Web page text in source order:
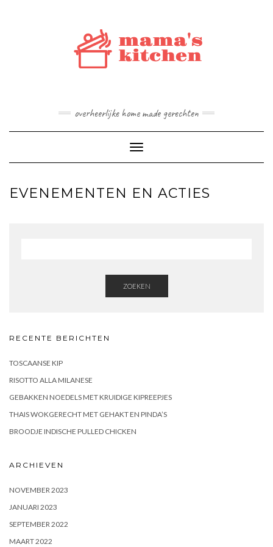
overheerlijke home made gerechten
Toggle navigatie
EVENEMENTEN EN ACTIES
ZOEKEN
RECENTE BERICHTEN
TOSCAANSE KIP
RISOTTO ALLA MILANESE
GEBAKKEN NOEDELS MET KRUIDIGE KIPREEPJES
THAIS WOKGERECHT MET GEHAKT EN PINDA’S
BROODJE INDISCHE PULLED CHICKEN
ARCHIEVEN
NOVEMBER 2023
JANUARI 2023
SEPTEMBER 2022
MAART 2022